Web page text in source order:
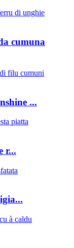
cumuna
...
r...